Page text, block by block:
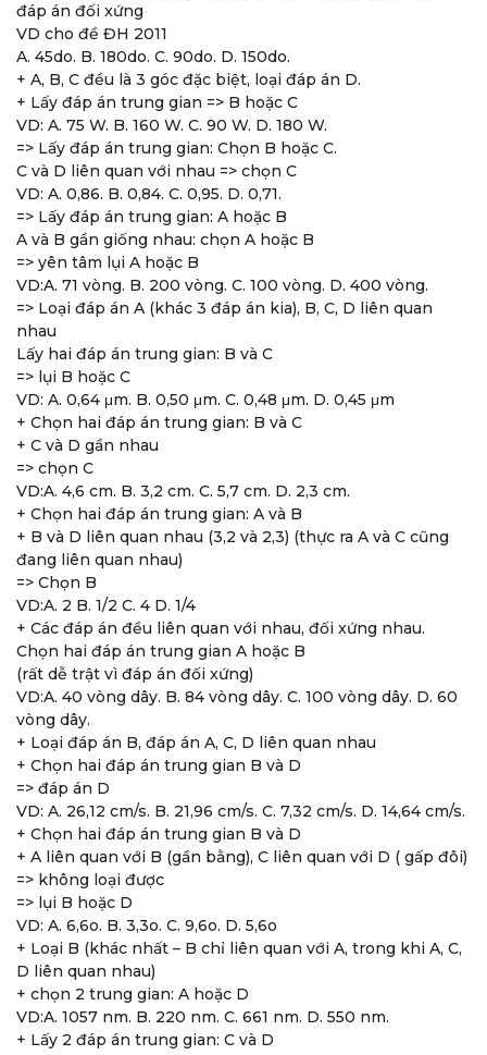
đáp án đối xứng
VD cho đề ĐH 2011
A. 45do. B. 180do. C. 90do. D. 150do.
+ A, B, C đều là 3 góc đặc biệt, loại đáp án D.
+ Lấy đáp án trung gian => B hoặc C
VD: A. 75 W. B. 160 W. C. 90 W. D. 180 W.
=> Lấy đáp án trung gian: Chọn B hoặc C.
C và D liên quan với nhau => chọn C
VD: A. 0,86. B. 0,84. C. 0,95. D. 0,71.
=> Lấy đáp án trung gian: A hoặc B
A và B gần giống nhau: chọn A hoặc B
=> yên tâm lụi A hoặc B
VD:A. 71 vòng. B. 200 vòng. C. 100 vòng. D. 400 vòng.
=> Loại đáp án A (khác 3 đáp án kia), B, C, D liên quan
nhau
Lấy hai đáp án trung gian: B và C
=> lụi B hoặc C
VD: A. 0,64 μm. B. 0,50 μm. C. 0,48 μm. D. 0,45 μm
+ Chọn hai đáp án trung gian: B và C
+ C và D gần nhau
=> chọn C
VD:A. 4,6 cm. B. 3,2 cm. C. 5,7 cm. D. 2,3 cm.
+ Chọn hai đáp án trung gian: A và B
+ B và D liên quan nhau (3,2 và 2,3) (thực ra A và C cũng
đang liên quan nhau)
=> Chọn B
VD:A. 2 B. 1/2 C. 4 D. 1/4
+ Các đáp án đều liên quan với nhau, đối xứng nhau.
Chọn hai đáp án trung gian A hoặc B
(rất dễ trật vì đáp án đối xứng)
VD:A. 40 vòng dây. B. 84 vòng dây. C. 100 vòng dây. D. 60
vòng dây.
+ Loại đáp án B, đáp án A, C, D liên quan nhau
+ Chọn hai đáp án trung gian B và D
=> đáp án D
VD: A. 26,12 cm/s. B. 21,96 cm/s. C. 7,32 cm/s. D. 14,64 cm/s.
+ Chọn hai đáp án trung gian B và D
+ A liên quan với B (gần bằng), C liên quan với D ( gấp đôi)
=> không loại được
=> lụi B hoặc D
VD: A. 6,6o. B. 3,3o. C. 9,6o. D. 5,6o
+ Loại B (khác nhất – B chỉ liên quan với A, trong khi A, C,
D liên quan nhau)
+ chọn 2 trung gian: A hoặc D
VD:A. 1057 nm. B. 220 nm. C. 661 nm. D. 550 nm.
+ Lấy 2 đáp án trung gian: C và D